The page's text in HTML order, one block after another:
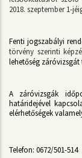
2018. szeptember 1-
Fenti jogszabályi
törvény szerinti
lehetőség záróvizsgát
A záróvizsgák
határidejével
elérhetőségek
Telefon: 0672/501-514